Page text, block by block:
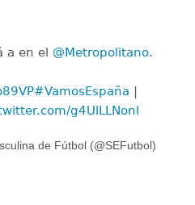
a en el @Metropolitano.
#VamosEspaña
g4UlLLNonl
de Fútbol (@SEFutbol)